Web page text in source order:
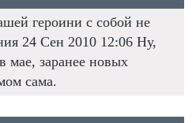
героини с собой не
24 Сен 2010 12:06 Ну,
мае, заранее новых
сама.